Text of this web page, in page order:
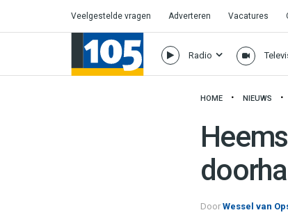
Veelgestelde vragen Adverteren Vacatures
Radio
HOME NIEUWS
Door Wessel van